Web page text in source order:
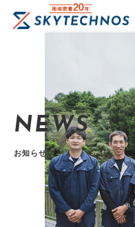
NEWS
お知らせ